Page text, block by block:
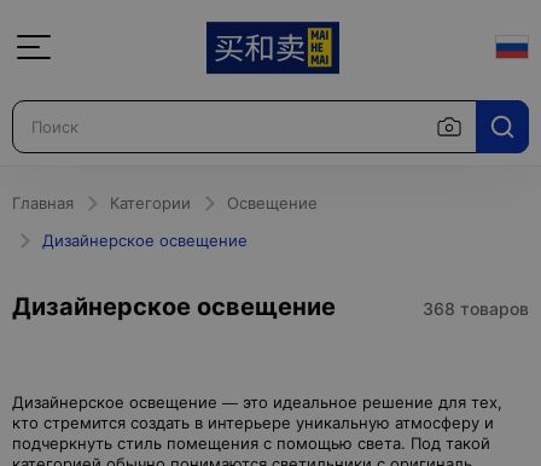
Главная Категории
Освещение
Дизайнерское освещение
Дизайнерское освещение 368 товаров
Дизайнерское освещение — это идеальное решение для тех,
кто стремится создать в интерьере уникальную атмосферу и
подчеркнуть стиль помещения с помощью света. Под такой